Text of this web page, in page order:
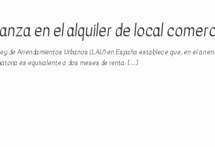
en el alquiler de local
de Arrendamientos Urbanos (LAU) en España establece que, en el
es equivalente a dos meses de renta. […]